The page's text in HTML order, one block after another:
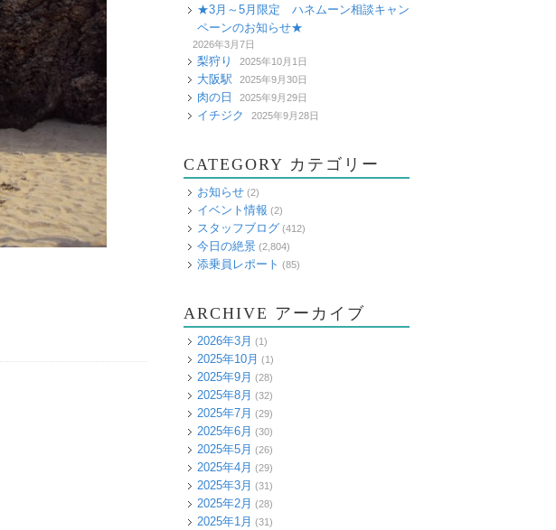
★3月～5月限定 ハネムーン相談キャン
ペーンのお知らせ★
2026年3月7日
梨狩り 2025年10月1日
大阪駅 2025年9月30日
肉の日 2025年9月29日
イチジク 2025年9月28日
CATEGORY カテゴリー
お知らせ (2)
イベント情報 (2)
スタッフブログ (412)
今日の絶景 (2,804)
添乗員レポート (85)
ARCHIVE アーカイブ
2026年3月 (1)
2025年10月 (1)
2025年9月 (28)
2025年8月 (32)
2025年7月 (29)
2025年6月 (30)
2025年5月 (26)
2025年4月 (29)
2025年3月 (31)
2025年2月 (28)
2025年1月 (31)